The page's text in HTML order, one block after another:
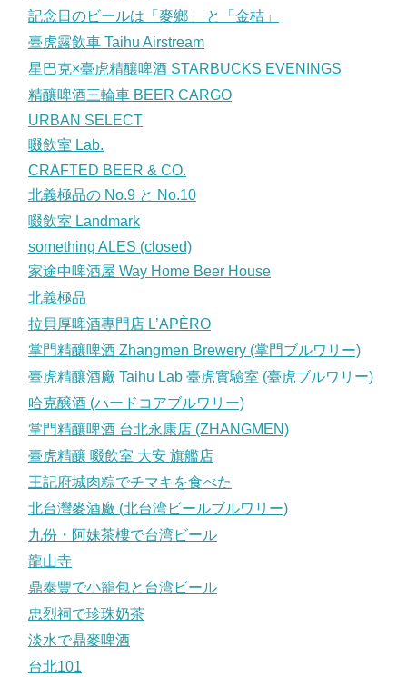
記念日のビールは「麥鄉」 と「金桔」
臺虎露飲車 Taihu Airstream
星巴克×臺虎精釀啤酒 STARBUCKS EVENINGS
精釀啤酒三輪車 BEER CARGO
URBAN SELECT
啜飲室 Lab.
CRAFTED BEER & CO.
北義極品の No.9 と No.10
啜飲室 Landmark
something ALES (closed)
家途中啤酒屋 Way Home Beer House
北義極品
拉貝厚啤酒專門店 L’APÈRO
掌門精釀啤酒 Zhangmen Brewery (掌門ブルワリー)
臺虎精釀酒廠 Taihu Lab 臺虎實驗室 (臺虎ブルワリー)
哈克醸酒 (ハードコアブルワリー)
掌門精釀啤酒 台北永康店 (ZHANGMEN)
臺虎精釀 啜飲室 大安 旗艦店
王記府城肉粽でチマキを食べた
北台灣麥酒廠 (北台湾ビールブルワリー)
九份・阿妹茶樓で台湾ビール
龍山寺
鼎泰豐で小籠包と台湾ビール
忠烈祠で珍珠奶茶
淡水で鼎麥啤酒
台北101